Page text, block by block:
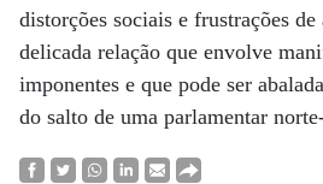
distorções sociais e frustrações
delicada relação que envolve
imponentes e que pode ser
do salto de uma parlamentar